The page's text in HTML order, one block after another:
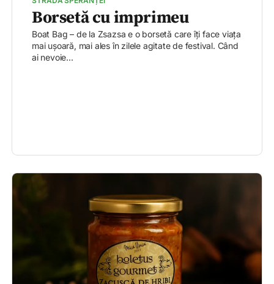
Borsetă cu imprimeu
Boat Bag – de la Zsazsa e o borsetă care îți face viața
mai ușoară, mai ales în zilele agitate de festival. Când
ai nevoie...